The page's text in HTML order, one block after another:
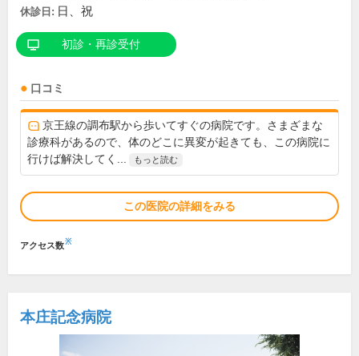
休診日: 日、祝
初診・再診受付
口コミ
京王線の調布駅から歩いてすぐの病院です。さまざまな
診療科があるので、体のどこに異変が起きても、この病院に
行けば解決してく...
もっと読む
この医院の詳細をみる
アクセス数※
本庄記念病院